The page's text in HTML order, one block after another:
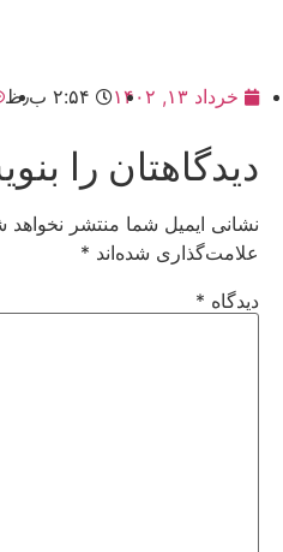
خرداد ۱۳, ۱۴۰۲ ۲:۵۴ ب٫ظ
دیدگاهتان را
نشانی ایمیل شما منتشر نخواهد
علامت‌گذاری شده‌اند *
دیدگاه *